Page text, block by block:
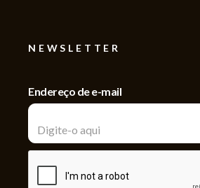
NEWSLETTER
Endereço de e-mail